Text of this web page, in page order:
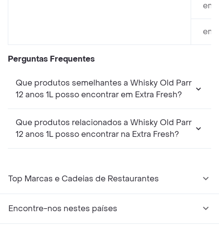
em
em
Perguntas Frequentes
Que produtos semelhantes a Whisky Old Parr
12 anos 1L posso encontrar em Extra Fresh?
Que produtos relacionados a Whisky Old Parr
12 anos 1L posso encontrar na Extra Fresh?
Top Marcas e Cadeias de Restaurantes
Encontre-nos nestes países